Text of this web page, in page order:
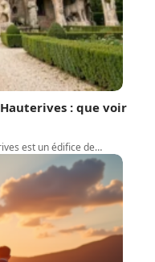
: que voir
est un édifice de…